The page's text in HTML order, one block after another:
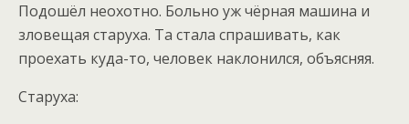
Подошёл неохотно. Больно уж чёрная машина и
зловещая старуха. Та стала спрашивать, как
проехать куда-то, человек наклонился, объясняя.
Старуха: